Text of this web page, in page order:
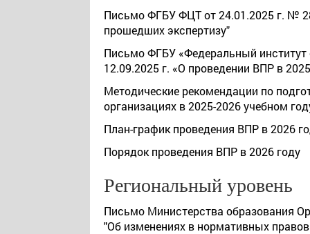
Письмо ФГБУ ФЦТ от 24.01.2025 г. №
прошедших экспертизу"
Письмо ФГБУ «Федеральный
12.09.2025 г. «О проведении ВПР в
Методические рекомендации по
организациях в 2025-2026 учебном
План-график проведения ВПР в 2026
Порядок проведения ВПР в 2026 году
Региональный уровень
Письмо Министерства образования
"Об изменениях в нормативных